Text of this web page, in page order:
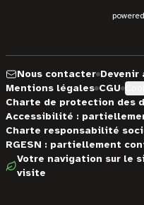
Nous contacter Devenir
Mentions légales CGU
Charte de protection des
Accessibilité :
Charte responsabilité
RGESN : partiellement
Votre navigation sur le
visite